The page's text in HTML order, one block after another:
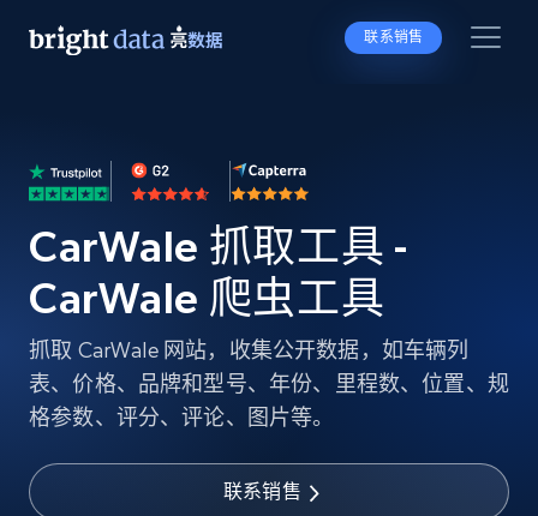
联系销售
CarWale 抓取工具 -
CarWale 爬虫工具
抓取 CarWale 网站，收集公开数据，如车辆列
表、价格、品牌和型号、年份、里程数、位置、规
格参数、评分、评论、图片等。
联系销售